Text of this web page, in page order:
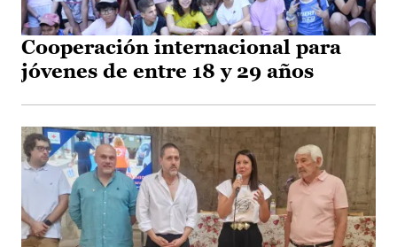
Cooperación internacional para
jóvenes de entre 18 y 29 años